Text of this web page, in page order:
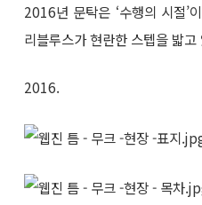
2016년 문탁은 ‘수행의 시절’
리블루스가 현란한 스텝을 밟고
2016.